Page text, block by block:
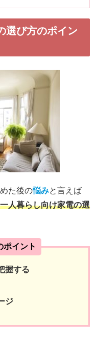
選び方のポイン
た後の悩みと言えば
一人暮らし向け家電の選
ポイント
握する
ジ